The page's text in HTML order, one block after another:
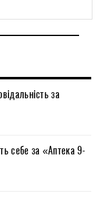
за
себе за «Аптека 9-